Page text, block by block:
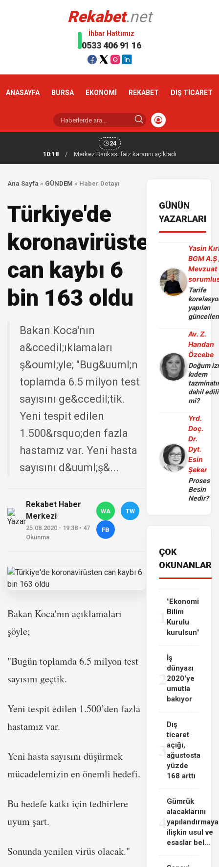
Rekabet.net
İhbar Hattımız
0533 406 91 16
ANASAYFA BURSA EKONOMİ REKABET DIŞ TİCARET
24
10:18
/ Merkez Bankası faiz kararını açıkladı
Ana Sayfa » GÜNDEM » Haber Detayı
Türkiye'de
koronavirüsten
can kaybı 6
bin 163 oldu
Bakan Koca'nın
a&ccedil;ıklamaları
ş&ouml;yle; "Bug&uuml;n
toplamda 6.5 milyon test
sayısını ge&ccedil;tik.
Yeni tespit edilen
1.500&rsquo;den fazla
hastamız var. Yeni hasta
sayısını d&uuml;ş&...
Rekabet Haber
Merkezi
25.08.2020 - 19:38 • 47
Okunma
WA TW
FB
Bakan Koca'nın açıklamaları
şöyle;
"Bugün toplamda 6.5 milyon test
sayısını geçtik.
Yeni tespit edilen 1.500’den fazla
hastamız var.
Yeni hasta sayısını düşürmek
mücadelemizin en önemli hedefi.
Bu hedefe katkı için tedbirlere
uyum şart.
Sonunda yenilen virüs olacak."
GÜNÜN
YAZARLARI
Yasin
BGM A.Ş
Mevzuat
Tarife
yapılan
Av. Z.
Handan
Özcebe
Doğum
kıdem
dahil
mi?
Yrd.
Doç.
Dr.
Dyt.
Esin
Şeker
Proses
Besin
Nedir?
ÇOK
OKUNANLAR
"Ekonomi
Bilim
Kurulu
kurulsun"
İş
dünyası
2020'ye
umutla
bakıyor
3
Dış
ticaret
açığı,
ağustosta
yüzde
168 arttı
4
Gümrük
alacaklarını
yapılandırmaya
ilişkin usul ve
esaslar bel...